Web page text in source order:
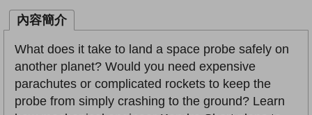
內容簡介
What does it take to land a space probe safely on
another planet? Would you need expensive
parachutes or complicated rockets to keep the
probe from simply crashing to the ground? Learn